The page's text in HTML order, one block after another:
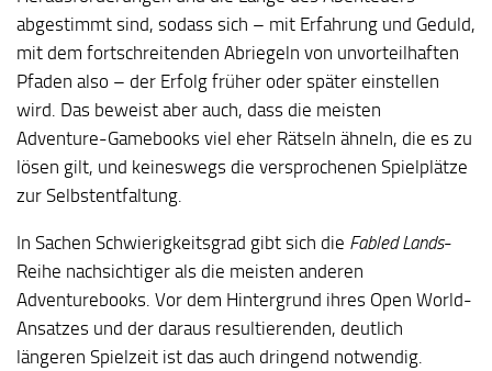
abgestimmt sind, sodass sich – mit Erfahrung und Geduld,
mit dem fortschreitenden Abriegeln von unvorteilhaften
Pfaden also – der Erfolg früher oder später einstellen
wird. Das beweist aber auch, dass die meisten
Adventure-Gamebooks viel eher Rätseln ähneln, die es zu
lösen gilt, und keineswegs die versprochenen Spielplätze
zur Selbstentfaltung.
In Sachen Schwierigkeitsgrad gibt sich die Fabled Lands-
Reihe nachsichtiger als die meisten anderen
Adventurebooks. Vor dem Hintergrund ihres Open World-
Ansatzes und der daraus resultierenden, deutlich
längeren Spielzeit ist das auch dringend notwendig.